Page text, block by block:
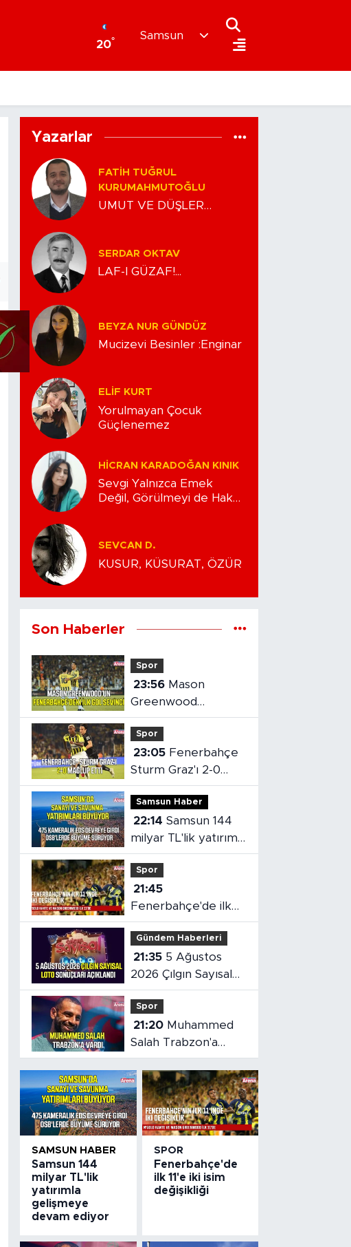
20°
Samsun
Yazarlar
FATIH TUĞRUL
KURUMAHMUTOĞLU
UMUT VE DÜŞLER…
SERDAR OKTAV
LAF-I GÜZAF!...
BEYZA NUR GÜNDÜZ
Mucizevi Besinler :Enginar
ELIF KURT
Yorulmayan Çocuk
Güçlenemez
HICRAN KARADOĞAN KINIK
Sevgi Yalnızca Emek
Değil, Görülmeyi de Hak
SEVCAN D.
KUSUR, KÜSURAT, ÖZÜR
Son Haberler
Spor
23:56
Greenwood
Fenerbahçe'deki ilk
golünü attı
Spor
23:05
Sturm Graz'ı 2-0
Mağlup Etti
Samsun Haber
22:14 Samsun 144
milyar TL'lik yatırımla
gelişmeye devam
ediyor
Spor
21:45
Fenerbahçe'de ilk
11'e iki isim değişikliği
Gündem Haberleri
21:35
2026 Çılgın Sayısal
Loto sonuçları belli
oldu
Spor
21:20
Salah Trabzon'a
vardı
SAMSUN HABER
Samsun 144
milyar TL'lik
yatırımla
gelişmeye
devam ediyor
SPOR
Fenerbahçe'de
ilk 11'e iki isim
değişikliği